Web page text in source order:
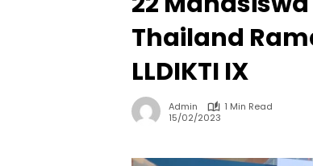
Thailand
LLDIKTI IX
Admin
1 Min Read
15/02/2023